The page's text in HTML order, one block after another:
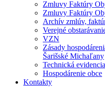
Zmluvy Faktúry
Zmluvy Faktúry
Archív zmlúv,
Verejné
VZN
Zásady
Šarišské Michaľany
Technická
Hospodárenie obce
Kontakty